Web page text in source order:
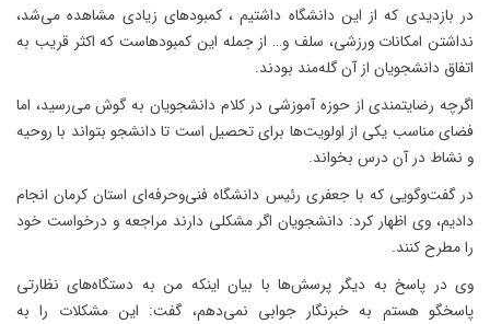
در بازدیدی که از این دانشگاه داشتیم ، کمبودهای زیادی مشاهده می‌شد،
نداشتن امکانات ورزشی، سلف و… از جمله این کمبودهاست که اکثر قریب به
اتفاق دانشجویان از آن گله‌مند بودند.
اگرچه رضایتمندی از حوزه آموزشی در کلام دانشجویان به گوش می‌رسید، اما
فضای مناسب یکی از اولویت‌ها برای تحصیل است تا دانشجو بتواند با روحیه
و نشاط در آن درس بخواند.
در گفت‌وگویی که با جعفری رئیس دانشگاه فنی‌وحرفه‌ای استان کرمان انجام
دادیم، وی اظهار کرد: دانشجویان اگر مشکلی دارند مراجعه و درخواست خود
را مطرح کنند.
وی در پاسخ به دیگر پرسش‌ها با بیان اینکه من به دستگاه‌های نظارتی
پاسخگو هستم به خبرنگار جوابی نمی‌دهم، گفت: این مشکلات را به